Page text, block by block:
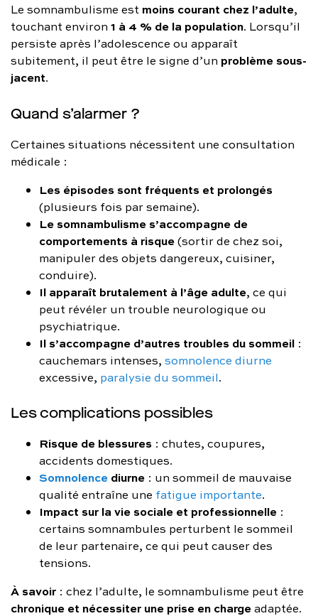
Le somnambulisme estmoins courant chez l’adulte,
touchant environ 1 à 4 % de la population. Lorsqu’il
persiste après l’adolescence ou apparaît
subitement, il peut être le signe d’un problème sous-
jacent.
Quand s’alarmer ?
Certaines situations nécessitent une consultation
médicale :
Les épisodes sont fréquents et prolongés
(plusieurs fois par semaine).
Le somnambulisme s’accompagne de
comportements à risque(sortir de chez soi,
manipuler des objets dangereux, cuisiner,
conduire).
Il apparaît brutalement à l’âge adulte, ce qui
peut révéler un trouble neurologique ou
psychiatrique.
Il s’accompagne d’autres troubles du sommeil :
cauchemars intenses, somnolence diurne
excessive, paralysie du sommeil.
Les complications possibles
Risque de blessures : chutes, coupures,
accidents domestiques.
Somnolence diurne : un sommeil de mauvaise
qualité entraîne une fatigue importante.
Impact sur la vie sociale et professionnelle :
certains somnambules perturbent le sommeil
de leur partenaire, ce qui peut causer des
tensions.
À savoir : chez l’adulte, le somnambulisme peut être
chronique et nécessiter une prise en chargeadaptée.